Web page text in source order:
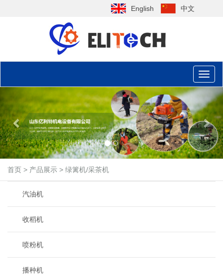
中文
English
Previous
首页 > 产品展示 > 绿篱机/采茶机
汽油机
收稻机
喷粉机
播种机